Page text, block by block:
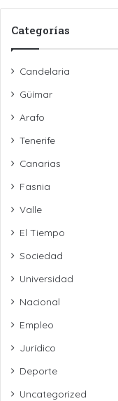
Categorías
Candelaria
Güímar
Arafo
Tenerife
Canarias
Fasnia
Valle
El Tiempo
Sociedad
Universidad
Nacional
Empleo
Jurídico
Deporte
Uncategorized